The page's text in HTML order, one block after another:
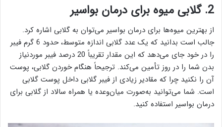
2. گلابی میوه برای درمان بواسیر
از بهترین میوه‌ها برای درمان بواسیر می‌توان به گلابی اشاره کرد.
جالب است بدانید که یک عدد گلابی اندازه متوسط، حدود 6 گرم فیبر
را در خود جای می‌دهد که این مقدار تقریباً 20 درصد فیبر موردنیاز
بدن شما را در روز تأمین می‌کند. ترجیحاً هنگام خوردن گلابی، پوست
آن را نکنید چرا که مقادیر زیادی از فیبر گلابی داخل پوست گلابی
است. شما می‌توانید به‌صورت میان‌وعده یا همراه سالاد از گلابی برای
درمان بواسیر استفاده کنید.